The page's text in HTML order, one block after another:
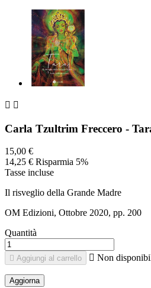
 
Carla Tzultrim Freccero -
15,00 €
14,25 € Risparmia 5%
Tasse incluse
Il risveglio della Grande Madre
OM Edizioni, Ottobre 2020, pp. 200
Quantità
 Aggiungi al carrello  Non